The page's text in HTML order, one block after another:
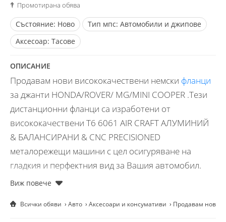
Промотирана обява
Състояние: Ново Тип мпс: Автомобили и джипове
Aксесоар: Тасове
ОПИСАНИЕ
Продавам нови висококачествени немски фланци
за джанти HONDA/ROVER/ MG/MINI COOPER .Тези
дистанционни фланци са изработени от
висококачествени T6 6061 AIR CRAFT АЛУМИНИЙ
& БАЛАНСИРАНИ & CNC PRECISIONED
металорежещи машини с цел осигуряване на
гладкия и перфектния вид за Вашия автомобил.
Всички дистанционни фланци минават през кован
здрав.Достатъчно силни, за да издържат TRACK
Всички обяви Авто Аксесоари и консумативи Продавам нови